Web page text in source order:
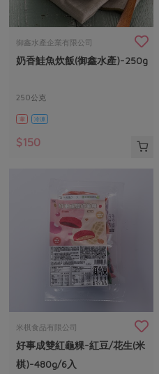
御鑫水產企業有限公司
奶香鮭魚炊飯(御鑫水產)-250g
250公克
葷 冷凍
$150
米棋食品有限公司
好事成雙紅龜粿-紅豆/花生(米
棋)-480g/6入